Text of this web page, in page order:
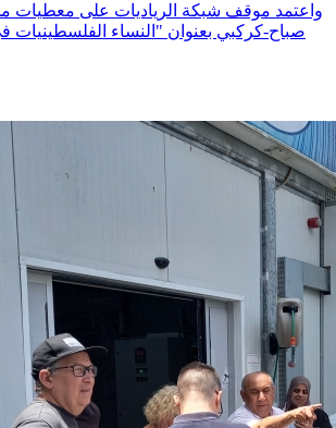
واعتمد موقف شبكة الرياديات على معطيات
صباح-كركبي بعنوان "النساء الفلسطينيات في